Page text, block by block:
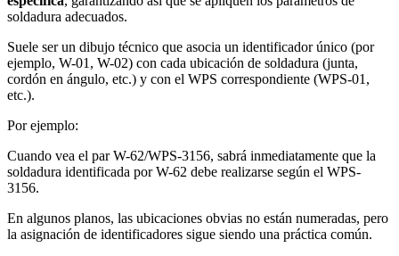
soldadura adecuados.
Suele ser un dibujo técnico que asocia un identificador único (por
ejemplo, W-01, W-02) con cada ubicación de soldadura (junta,
cordón en ángulo, etc.) y con el WPS correspondiente (WPS-01,
etc.).
Por ejemplo:
Cuando vea el par W-62/WPS-3156, sabrá inmediatamente que la
soldadura identificada por W-62 debe realizarse según el WPS-
3156.
En algunos planos, las ubicaciones obvias no están numeradas, pero
la asignación de identificadores sigue siendo una práctica común.